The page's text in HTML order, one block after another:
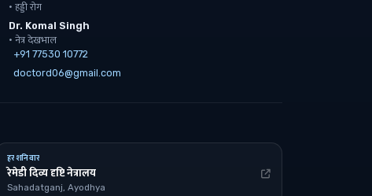
· हड्डी रोग
Dr. Komal Singh
· नेत्र देखभाल
+91 77530 10772
doctord06@gmail.com
हर शनिवार
रेमेडी दिव्य दृष्टि नेत्रालय
Sahadatganj, Ayodhya